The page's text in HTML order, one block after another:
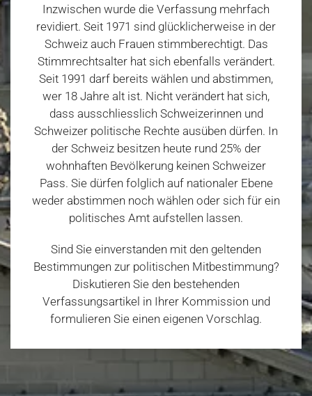
Inzwischen wurde die Verfassung mehrfach
revidiert. Seit 1971 sind glücklicherweise in der
Schweiz auch Frauen stimmberechtigt. Das
Stimmrechtsalter hat sich ebenfalls verändert.
Seit 1991 darf bereits wählen und abstimmen,
wer 18 Jahre alt ist. Nicht verändert hat sich,
dass ausschliesslich Schweizerinnen und
Schweizer politische Rechte ausüben dürfen. In
der Schweiz besitzen heute rund 25% der
wohnhaften Bevölkerung keinen Schweizer
Pass. Sie dürfen folglich auf nationaler Ebene
weder abstimmen noch wählen oder sich für ein
politisches Amt aufstellen lassen.
Sind Sie einverstanden mit den geltenden
Bestimmungen zur politischen Mitbestimmung?
Diskutieren Sie den bestehenden
Verfassungsartikel in Ihrer Kommission und
formulieren Sie einen eigenen Vorschlag.